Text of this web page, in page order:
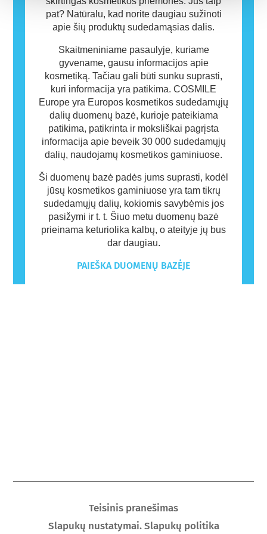
pat? Natūralu, kad norite daugiau sužinoti
apie šių produktų sudedamąsias dalis.
Skaitmeniniame pasaulyje, kuriame
gyvename, gausu informacijos apie
kosmetiką. Tačiau gali būti sunku suprasti,
kuri informacija yra patikima. COSMILE
Europe yra Europos kosmetikos sudedamųjų
dalių duomenų bazė, kurioje pateikiama
patikima, patikrinta ir moksliškai pagrįsta
informacija apie beveik 30 000 sudedamųjų
dalių, naudojamų kosmetikos gaminiuose.
Ši duomenų bazė padės jums suprasti, kodėl
jūsų kosmetikos gaminiuose yra tam tikrų
sudedamųjų dalių, kokiomis savybėmis jos
pasižymi ir t. t. Šiuo metu duomenų bazė
prieinama keturiolika kalbų, o ateityje jų bus
dar daugiau.
PAIEŠKA DUOMENŲ BAZĖJE
Teisinis pranešimas
Slapukų nustatymai. Slapukų politika